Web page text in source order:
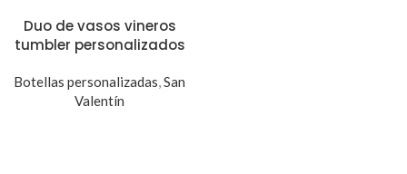
Duo de vasos vineros
tumbler personalizados
Botellas personalizadas,San
Valentín